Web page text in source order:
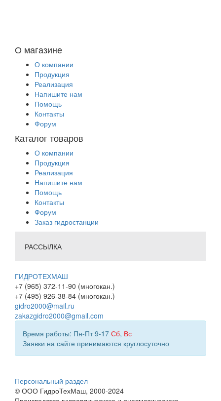
О магазине
О компании
Продукция
Реализация
Напишите нам
Помощь
Контакты
Форум
Каталог товаров
О компании
Продукция
Реализация
Напишите нам
Помощь
Контакты
Форум
Заказ гидростанции
РАССЫЛКА
ГИДРОТЕХМАШ
+7 (965) 372-11-90 (многокан.)
+7 (495) 926-38-84 (многокан.)
gidro2000@mail.ru
zakazgidro2000@gmail.com
Время работы: Пн-Пт 9-17 Сб, Вс
Заявки на сайте принимаются круглосуточно
Персональный раздел
© ООО ГидроТехМаш, 2000-2024